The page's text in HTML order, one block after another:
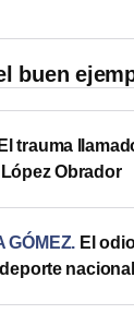
buen
El trauma
Obrador
GÓMEZ. El
nacional